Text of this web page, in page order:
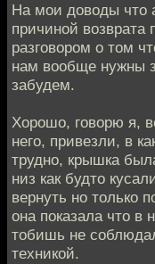
На мои доводы что
причиной возврата
разговором о том
нам вообще нужны
забудем.
Хорошо, говорю я,
него, привезли, в
трудно, крышка
низ как будто
вернуть но только
она показала что в
тобишь не
техникой.